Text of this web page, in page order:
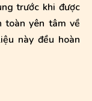
trước khi được
toàn yên tâm về
này đều hoàn